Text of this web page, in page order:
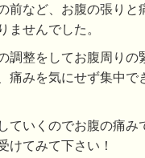
前など、お腹の張りと
ませんでした。
調整をしてお腹周りの
痛みを気にせず集中で
ていくのでお腹の痛み
けてみて下さい！